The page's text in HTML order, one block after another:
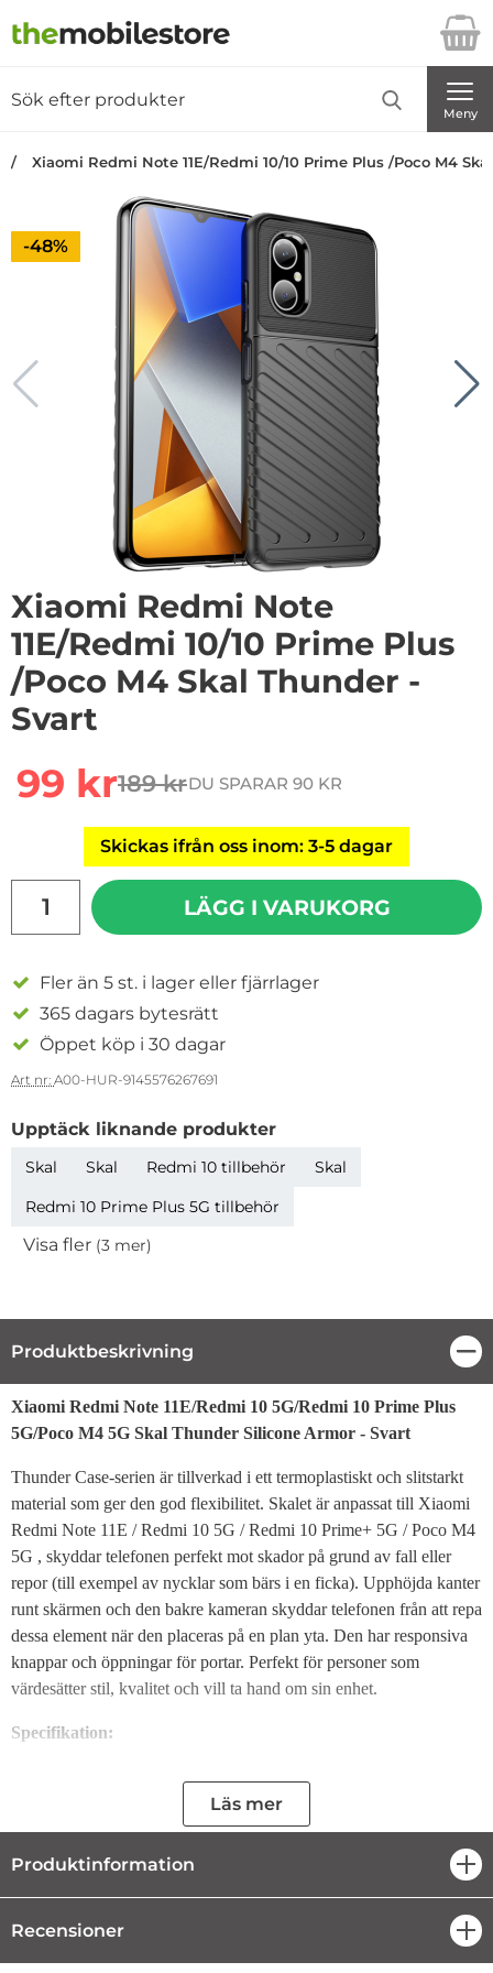
Startsidan för Danira Telecom AB
Meny
Xiaomi Redmi Note 11E/Redmi 10/10 Prime Plus /Poco M4
Priset är nedsatt med
-48%
1/2
Xiaomi Redmi Note
11E/Redmi 10/10 Prime Plus
/Poco M4 Skal Thunder -
Svart
rea pris
99 krtidigare pris
189 krDU SPARAR 90 KR
Skickas ifrån oss inom: 3-5 dagar
LÄGG I VARUKORG
Fler än 5 st. i lager eller fjärrlager
365 dagars bytesrätt
Öppet köp i 30 dagar
Art nr: A00-HUR-9145576267691
Upptäck liknande produkter
Skal Skal Redmi 10 tillbehör
Skal
Redmi 10 Prime Plus 5G tillbehör
Visa fler (3 mer)
Produktbeskrivning
Produktbeskrivning
Xiaomi Redmi Note 11E/Redmi 10 5G/Redmi 10 Prime Plus
5G/Poco M4 5G Skal Thunder Silicone Armor - Svart
Thunder Case-serien är tillverkad i ett termoplastiskt och slitstarkt
material som ger den god flexibilitet. Skalet är anpassat till Xiaomi
Redmi Note 11E / Redmi 10 5G / Redmi 10 Prime+ 5G / Poco M4
5G , skyddar telefonen perfekt mot skador på grund av fall eller
repor (till exempel av nycklar som bärs i en ficka). Upphöjda kanter
runt skärmen och den bakre kameran skyddar telefonen från att repa
dessa element när den placeras på en plan yta. Den har responsiva
knappar och öppningar för portar. Perfekt för personer som
värdesätter stil, kvalitet och vill ta hand om sin enhet.
Specifikation:
Xiaomi Redmi Note 11E
Xiaomi Redmi 10 5G
Xiaomi Poco M4 5G
svart färg
Läs mer
Produktinformation
Recensioner